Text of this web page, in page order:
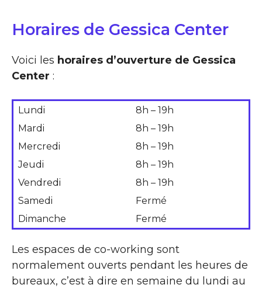
Horaires de Gessica Center
Voici les horaires d’ouverture de Gessica
Center :
Lundi
8h – 19h
Mardi
8h – 19h
Mercredi
8h – 19h
Jeudi
8h – 19h
Vendredi
8h – 19h
Samedi
Fermé
Dimanche
Fermé
Les espaces de co-working sont
normalement ouverts pendant les heures de
bureaux, c’est à dire en semaine du lundi au